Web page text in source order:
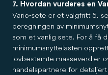
7. Hvordan vurderes en
Vario-sete er et valgfritt 5.
beregningen av
som et vanlig sete. For å få
minimumsnyttelasten
lovbestemte masseverdier
handelspartnere for